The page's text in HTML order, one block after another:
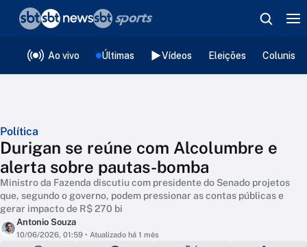
Ao vivo Últimas Vídeos Eleições
Política
Durigan se reúne com Alcolumbre e
alerta sobre pautas-bomba
Ministro da Fazenda discutiu com presidente do Senado projetos
que, segundo o governo, podem pressionar as contas públicas e
gerar impacto de R$ 270 bi
Antonio Souza
10/06/2026, 01:59 • Atualizado há 1 mês
❮voltar
Editorias